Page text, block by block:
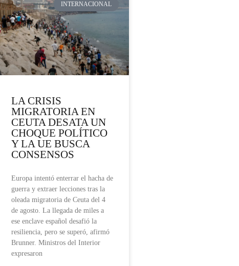
INTERNACIONAL
LA CRISIS
MIGRATORIA EN
CEUTA DESATA UN
CHOQUE POLÍTICO
Y LA UE BUSCA
CONSENSOS
Europa intentó enterrar el hacha de
guerra y extraer lecciones tras la
oleada migratoria de Ceuta del 4
de agosto. La llegada de miles a
ese enclave español desafió la
resiliencia, pero se superó, afirmó
Brunner. Ministros del Interior
expresaron